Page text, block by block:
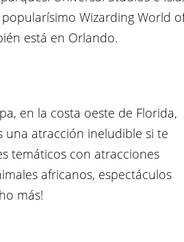
Wizarding World
está en Orlando.
en la costa oeste de Florida,
una atracción ineludible si te
temáticos con atracciones
africanos, espectáculos
más!